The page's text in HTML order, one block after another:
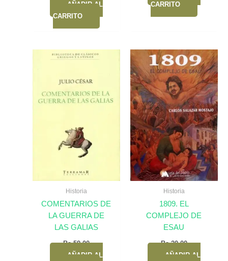
AÑADIR AL
CARRITO
CARRITO
Historia
COMENTARIOS DE
LA GUERRA DE
LAS GALIAS
Bs.59,00
AÑADIR AL
Historia
1809. EL
COMPLEJO DE
ESAU
Bs.20,00
AÑADIR AL